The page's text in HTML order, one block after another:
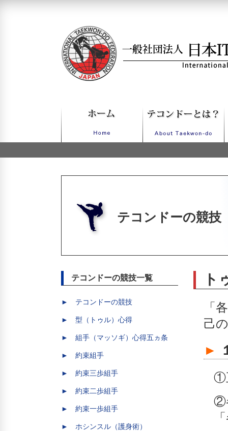
テコンドーの競技
テコンドーの競技一覧
► テコンドーの競技
► 型（トゥル）心得
► 組手（マッソギ）心得五ヵ条
► 約束組手
► 約束三歩組手
► 約束二歩組手
► 約束一歩組手
► ホシンスル（護身術）
ト
「
己
►
①
②